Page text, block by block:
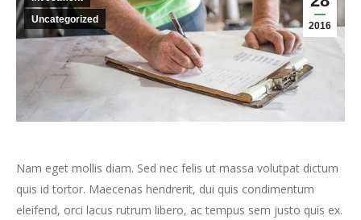
2016
Uncategorized
Nam eget mollis diam. Sed nec felis ut massa volutpat dictum
quis id tortor. Maecenas hendrerit, dui quis condimentum
eleifend, orci lacus rutrum libero, ac tempus sem justo quis ex.